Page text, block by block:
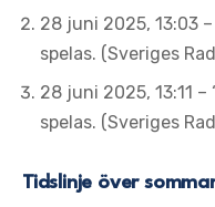
28 juni 2025, 13:03
spelas. (Sveriges
28 juni 2025, 13:11 –
spelas. (Sveriges
Tidslinje över